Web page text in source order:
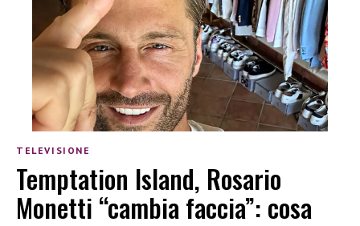
TELEVISIONE
Temptation Island, Rosario
Monetti “cambia faccia”: cosa